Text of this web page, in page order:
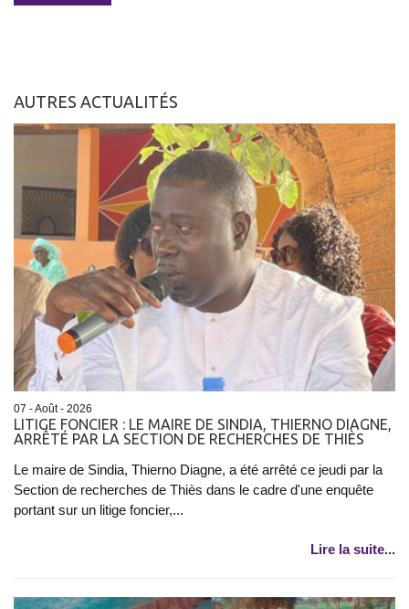
AUTRES ACTUALITÉS
07 - Août - 2026
LITIGE FONCIER : LE MAIRE DE SINDIA, THIERNO DIAGNE,
ARRÊTÉ PAR LA SECTION DE RECHERCHES DE THIÈS
Le maire de Sindia, Thierno Diagne, a été arrêté ce jeudi par la
Section de recherches de Thiès dans le cadre d'une enquête
portant sur un litige foncier,...
Lire la suite...